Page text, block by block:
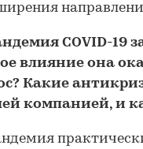
COVID-19
влияние она
Какие
компанией, и